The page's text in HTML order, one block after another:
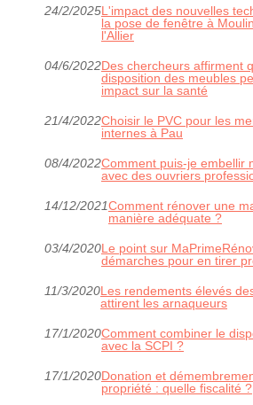
24/2/2025L'impact des nouvelles
la pose de fenêtre à
l'Allier
04/6/2022Des chercheurs affirment
disposition des meubles
impact sur la santé
21/4/2022Choisir le PVC pour les
internes à Pau
08/4/2022Comment puis-je embellir
avec des ouvriers
14/12/2021Comment rénover une
manière adéquate ?
03/4/2020Le point sur
démarches pour en tirer
11/3/2020Les rendements élevés
attirent les arnaqueurs
17/1/2020Comment combiner le
avec la SCPI ?
17/1/2020Donation et
propriété : quelle fiscalité ?